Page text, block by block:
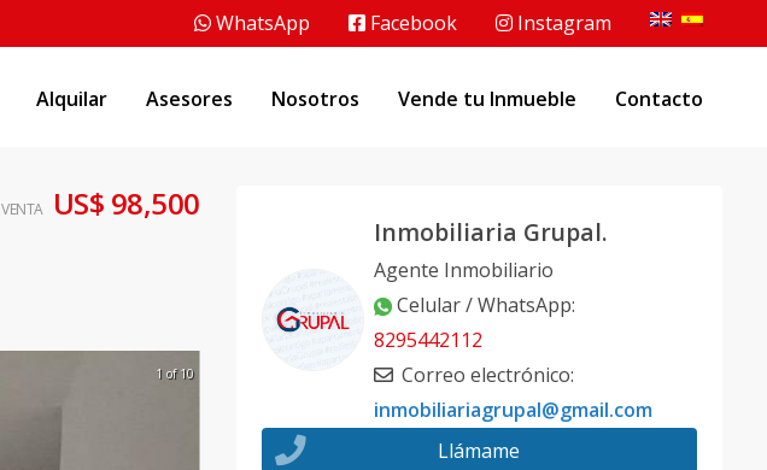
WhatsApp Facebook Instagram
Alquilar Asesores Nosotros Vende tu Inmueble Contacto
VENTA US$ 98,500
1 of 10
Inmobiliaria Grupal.
Agente Inmobiliario
Celular / WhatsApp:
8295442112
Correo electrónico:
inmobiliariagrupal@gmail.com
Llámame